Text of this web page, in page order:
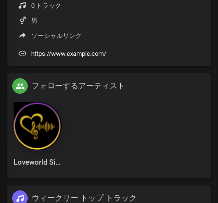
0 トラック
男
ソーシャルリンク
https://www.example.com/
フォローするアーティスト
Loveworld Singers
ウィークリー トップ トラック